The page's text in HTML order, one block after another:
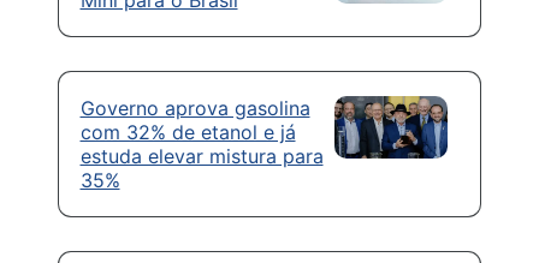
Governo aprova gasolina
com 32% de etanol e já
estuda elevar mistura para
35%